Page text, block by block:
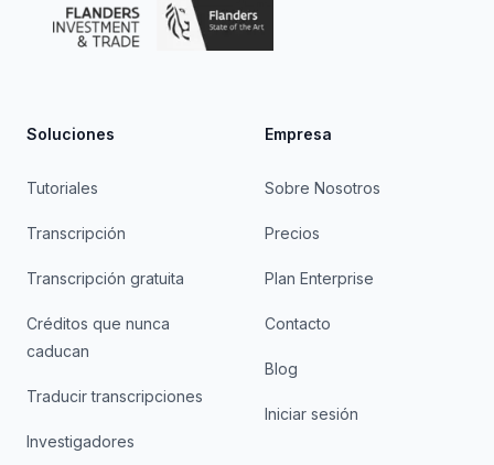
Soluciones
Tutoriales
Transcripción
Transcripción gratuita
Créditos que nunca
caducan
Traducir transcripciones
Investigadores
Empresa
Sobre Nosotros
Precios
Plan Enterprise
Contacto
Blog
Iniciar sesión